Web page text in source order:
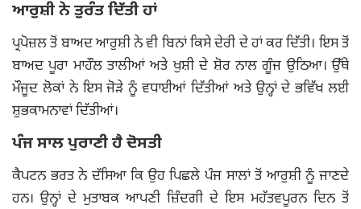
ਆਰੁਸ਼ੀ ਨੇ ਤੁਰੰਤ ਦਿੱਤੀ ਹਾਂ
ਪ੍ਰਪੋਜ਼ਲ ਤੋਂ ਬਾਅਦ ਆਰੁਸ਼ੀ ਨੇ ਵੀ ਬਿਨਾਂ ਕਿਸੇ ਦੇਰੀ ਦੇ ਹਾਂ ਕਰ ਦਿੱਤੀ। ਇਸ ਤੋਂ
ਬਾਅਦ ਪੂਰਾ ਮਾਹੌਲ ਤਾਲੀਆਂ ਅਤੇ ਖੁਸ਼ੀ ਦੇ ਸ਼ੋਰ ਨਾਲ ਗੂੰਜ ਉਠਿਆ। ਉੱਥੇ
ਮੌਜੂਦ ਲੋਕਾਂ ਨੇ ਇਸ ਜੋੜੇ ਨੂੰ ਵਧਾਈਆਂ ਦਿੱਤੀਆਂ ਅਤੇ ਉਨ੍ਹਾਂ ਦੇ ਭਵਿੱਖ ਲਈ
ਸ਼ੁਭਕਾਮਨਾਵਾਂ ਦਿੱਤੀਆਂ।
ਪੰਜ ਸਾਲ ਪੁਰਾਣੀ ਹੈ ਦੋਸਤੀ
ਕੈਪਟਨ ਭਰਤ ਨੇ ਦੱਸਿਆ ਕਿ ਉਹ ਪਿਛਲੇ ਪੰਜ ਸਾਲਾਂ ਤੋਂ ਆਰੁਸ਼ੀ ਨੂੰ ਜਾਣਦੇ
ਹਨ। ਉਨ੍ਹਾਂ ਦੇ ਮੁਤਾਬਕ ਆਪਣੀ ਜ਼ਿੰਦਗੀ ਦੇ ਇਸ ਮਹੱਤਵਪੂਰਨ ਦਿਨ ਤੋਂ